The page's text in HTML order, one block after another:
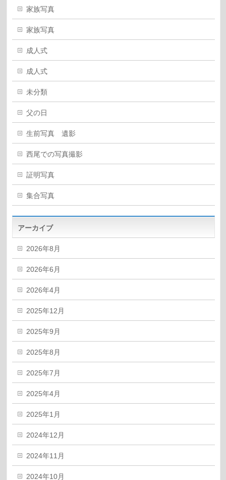
家族写真
家族写真
成人式
成人式
未分類
父の日
生前写真 遺影
西尾での写真撮影
証明写真
集合写真
アーカイブ
2026年8月
2026年6月
2026年4月
2025年12月
2025年9月
2025年8月
2025年7月
2025年4月
2025年1月
2024年12月
2024年11月
2024年10月